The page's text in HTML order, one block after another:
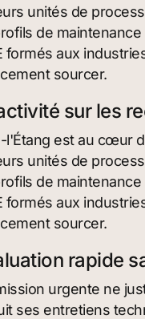
unités de
de
formés aux
sourcer.
sur les
l'Étang est au cœur
unités de
de
formés aux
sourcer.
rapide
urgente ne
ses entretiens